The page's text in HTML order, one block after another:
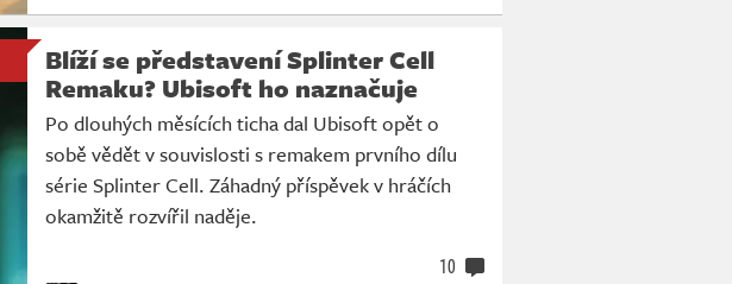
Blíží se představení Splinter Cell
Remaku? Ubisoft ho naznačuje
Po dlouhých měsících ticha dal Ubisoft opět o
sobě vědět v souvislosti s remakem prvního dílu
série Splinter Cell. Záhadný příspěvek v hráčích
okamžitě rozvířil naděje.
10